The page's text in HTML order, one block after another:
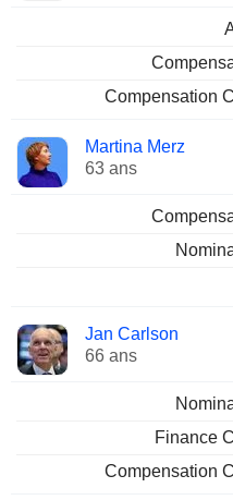
Compensation
Martina Merz
63 ans
Jan Carlson
66 ans
Finance
Compensation